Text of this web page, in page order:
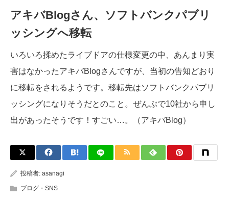
アキバBlogさん、ソフトバンクパブリ
ッシングへ移転
いろいろ揉めたライブドアの仕様変更の中、あんまり実
害はなかったアキバBlogさんですが、当初の告知どおり
に移転をされるようです。移転先はソフトバンクパブリ
ッシングになりそうだとのこと。ぜんぶで10社から申し
出があったそうです！すごい…。（アキバBlog）
投稿者: asanagi
ブログ・SNS